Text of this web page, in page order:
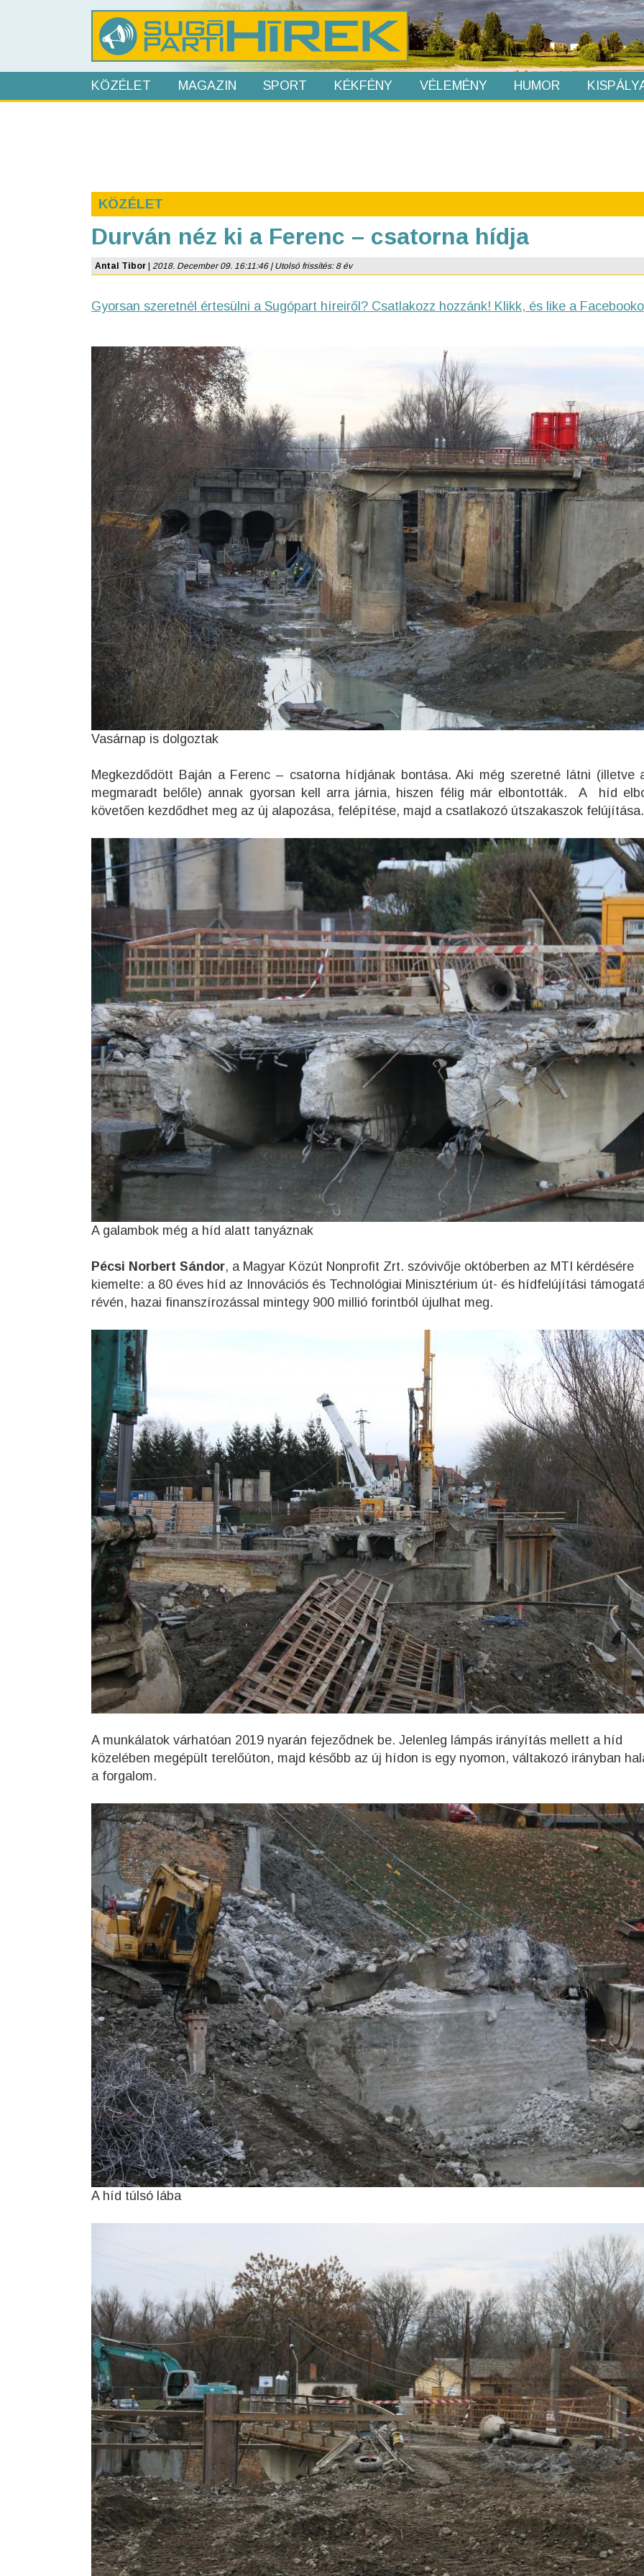
KÖZÉLET MAGAZIN SPORT KÉKFÉNY VÉLEMÉNY HUMOR
KÖZÉLET
Durván néz ki a Ferenc – csatorna hídja
Antal Tibor 2018. December 09. 16:11:46 | Utolsó frissítés: 8 év
Gyorsan szeretnél értesülni a Sugópart híreiről? Csatlakozz hozzánk! Klikk, és like a
Vasárnap is dolgoztak
Megkezdődött Baján a Ferenc – csatorna hídjának bontása. Aki még szeretné látni (illetve
megmaradt belőle) annak gyorsan kell arra járnia, hiszen félig már elbontották. A híd
követően kezdődhet meg az új alapozása, felépítése, majd a csatlakozó útszakaszok
A galambok még a híd alatt tanyáznak
Pécsi Norbert Sándor, a Magyar Közút Nonprofit Zrt. szóvivője októberben az MTI kérdésére
kiemelte: a 80 éves híd az Innovációs és Technológiai Minisztérium út- és hídfelújítási
révén, hazai finanszírozással mintegy 900 millió forintból újulhat meg.
A munkálatok várhatóan 2019 nyarán fejeződnek be. Jelenleg lámpás irányítás mellett a híd
közelében megépült terelőúton, majd később az új hídon is egy nyomon, váltakozó irányban
a forgalom.
A híd túlsó lába